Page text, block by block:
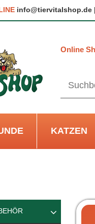
info@tiervitalshop.de
Online
KATZEN